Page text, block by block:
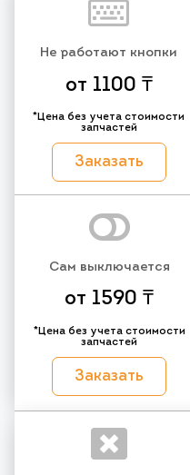
Не работают кнопки
от 1100 ₸
*Цена без учета стоимости
запчастей
Заказать
Сам выключается
от 1590 ₸
*Цена без учета стоимости
запчастей
Заказать